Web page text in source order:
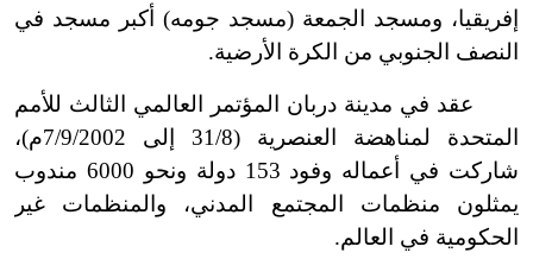
إفريقيا، ومسجد الجمعة (مسجد جومه) أكبر مسجد في
النصف الجنوبي من الكرة الأرضية.
عقد في مدينة دربان المؤتمر العالمي الثالث للأمم
المتحدة لمناهضة العنصرية (31/8 إلى 7/9/2002م)،
شاركت في أعماله وفود 153 دولة ونحو 6000 مندوب
يمثلون منظمات المجتمع المدني، والمنظمات غير
الحكومية في العالم.